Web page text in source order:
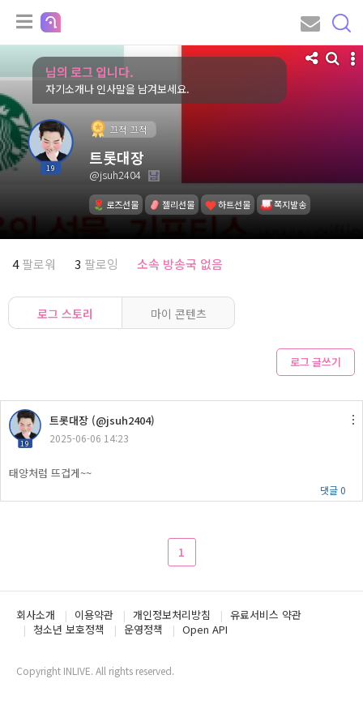
님의 로그 입니다.
자기소개나 인사말을 남겨보세요.
19
끄적 끄적
트롯대장
@jsuh2404
로즈선물 젤리선물 하트선물 쪽지발송
4팔로워 3 팔로잉 소속 방송국 없음
로그 스토리 마이 콘텐츠
로그 글쓰기
19
트롯대장 (@jsuh2404)
2025-06-06 14:23
태양처럼 뜨겁게~~
댓글 0
1
회사소개 이용약관 개인정보처리방침
유료서비스 약관
청소년 보호정책
운영정책 Open API
Copyright INLIVE. All rights reserved.